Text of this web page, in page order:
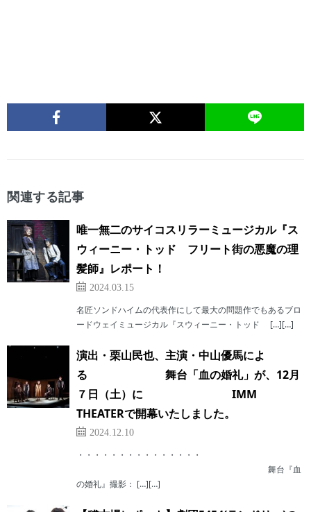
関連する記事
唯一無二のサイコスリラーミュージカル『ス
ウィーニー・トッド フリート街の悪魔の理
髪師』レポート！
2024.03.15
名匠ソンドハイムの代表作にして最大の問題作でもあるブロ
ードウェイミュージカル『スウィーニー・トッド […][…]
演出・栗山民也、主演・中山優馬によ
る 舞台「血の婚礼」が、12月
７日（土）に IMM
THEATERで開幕いたしました。
2024.12.10
・・・・・・・・・・・・・・・
舞台『血
の婚礼』撮影： […][…]